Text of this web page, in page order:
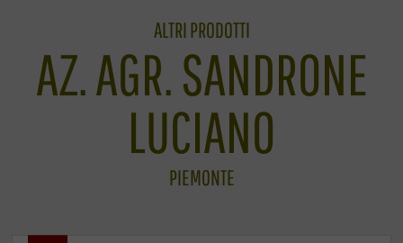
ALTRI PRODOTTI
AZ. AGR. SANDRONE
LUCIANO
PIEMONTE